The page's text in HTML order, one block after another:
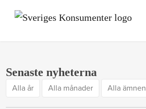
Senaste nyheterna
Alla år Alla månader Alla ämnen